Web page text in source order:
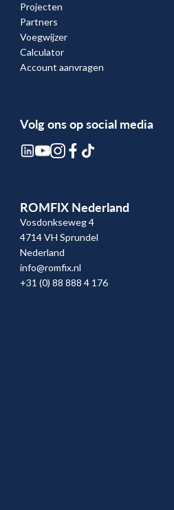
Projecten
Partners
Voegwijzer
Calculator
Account aanvragen
Volg ons op social media
ROMFIX Nederland
Vosdonkseweg 4
4714 VH Sprundel
Nederland
info@romfix.nl
+31 (0) 88 888 4 176